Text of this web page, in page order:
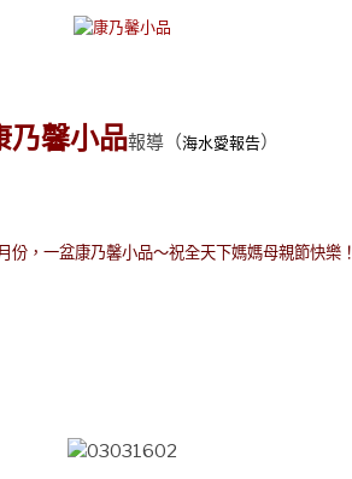
乃馨小品報導 （海水愛報告）
，一盆康乃馨小品～祝全天下媽媽母親節快樂！